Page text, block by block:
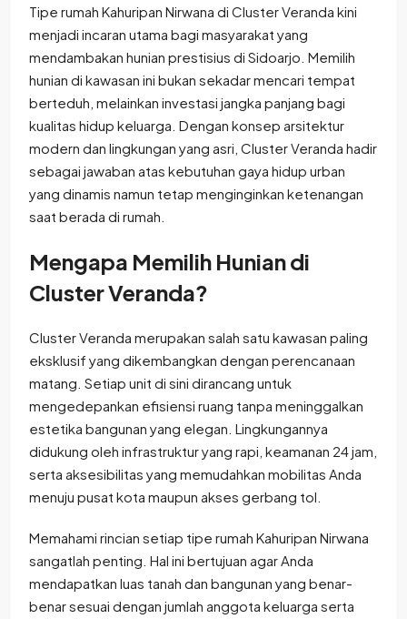
Tipe rumah Kahuripan Nirwana di Cluster Veranda kini
menjadi incaran utama bagi masyarakat yang
mendambakan hunian prestisius di Sidoarjo. Memilih
hunian di kawasan ini bukan sekadar mencari tempat
berteduh, melainkan investasi jangka panjang bagi
kualitas hidup keluarga. Dengan konsep arsitektur
modern dan lingkungan yang asri, Cluster Veranda hadir
sebagai jawaban atas kebutuhan gaya hidup urban
yang dinamis namun tetap menginginkan ketenangan
saat berada di rumah.
Mengapa Memilih Hunian di
Cluster Veranda?
Cluster Veranda merupakan salah satu kawasan paling
eksklusif yang dikembangkan dengan perencanaan
matang. Setiap unit di sini dirancang untuk
mengedepankan efisiensi ruang tanpa meninggalkan
estetika bangunan yang elegan. Lingkungannya
didukung oleh infrastruktur yang rapi, keamanan 24 jam,
serta aksesibilitas yang memudahkan mobilitas Anda
menuju pusat kota maupun akses gerbang tol.
Memahami rincian setiap tipe rumah Kahuripan Nirwana
sangatlah penting. Hal ini bertujuan agar Anda
mendapatkan luas tanah dan bangunan yang benar-
benar sesuai dengan jumlah anggota keluarga serta